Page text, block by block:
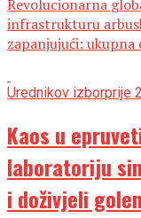
Revolucionarna
infrastrukturu
zapanjujući:
Urednikov izborprije
Kaos u
laboratoriju
i doživjeli